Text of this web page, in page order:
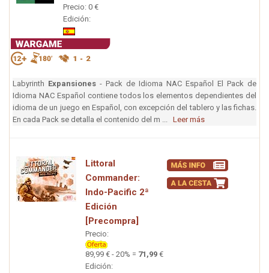
Precio: 0 €
Edición:
Labyrinth Expansiones - Pack de Idioma NAC Español El Pack de
Idioma NAC Español contiene todos los elementos dependientes del
idioma de un juego en Español, con excepción del tablero y las fichas.
En cada Pack se detalla el contenido del m ... Leer más
Littoral
Commander:
Indo-Pacific 2ª
Edición
[Precompra]
Precio:
89,99 € - 20% = 71,99 €
Edición: